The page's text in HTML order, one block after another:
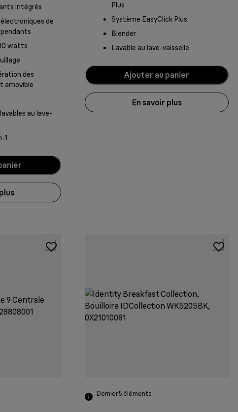
intégrés
de
watts
des
amovible
au lave-
1
Plus
Système EasyClick Plus
Blender
Lavable au lave-vaisselle
Ajouter au panier
En savoir plus
Dernier 5 éléments